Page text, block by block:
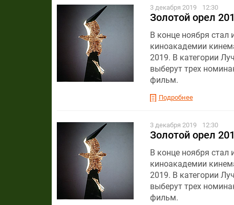
3 декабря 2019 12:30
Золотой орел
В конце ноября стал
киноакадемии
2019. В категории
выберут трех
фильм.
Подробнее
3 декабря 2019 12:30
Золотой орел
В конце ноября стал
киноакадемии
2019. В категории
выберут трех
фильм.